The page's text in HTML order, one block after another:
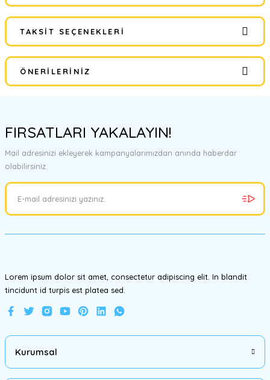
Bu ürüne ilk yorumu siz yapın!
Yorum Yaz
TAKSIT SEÇENEKLERI
ÖNERILERINIZ
tarafımıza iletebilirsiniz.
Görüş ve önerileriniz için teşekkür ederiz.
Ürün resmi kalitesiz, bozuk veya görüntülenemiyor.
Ürün bilgilerinde hatalar bulunuyor.
FIRSATLARI YAKALAYIN!
Mail adresinizi ekleyerek kampanyalarımızdan anında haberdar
olabilirsiniz.
Lorem ipsum dolor sit amet, consectetur adipiscing elit. In blandit
tincidunt id turpis est platea sed.
Kurumsal